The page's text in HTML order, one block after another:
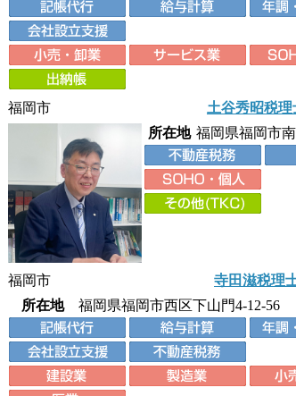
福岡市
土谷秀昭税
所在地 福岡県福岡市
福岡市
寺田滋税理
所在地
福岡県福岡市西区下山門4-12-56